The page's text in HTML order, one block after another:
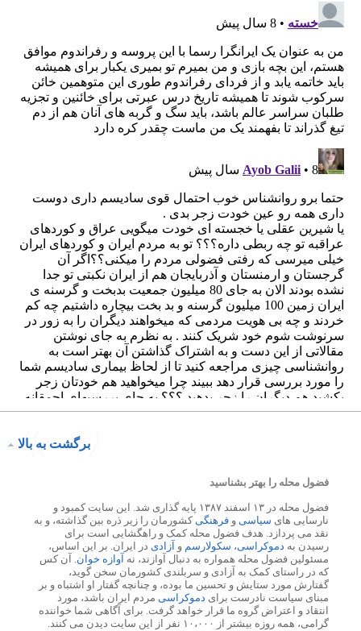
برگشت به بالا
فضول محله را بهتر بشناسید
فضول محله در ۱۳ اسفند ۱۳۸۷ پایه گذاری شد. این سایت کمبود و
نارسایی های سیاسی و فرهنگی کشورمان را زیر ذره بین گذاشته، و به
نقد می پردازد. هدف فضول محله کمک و راهگشایی است برای
رسیدن به دموکراسی، سکولارسم و آزادی در ایران. بر این اساس،
مسئولین فضول محله همواره به دنبال آوازند، نه آوازه خوان . آن کس
که در راستای کمک به آزادی و سربلندی کشورمان سخن گوید،
گفتارش مورد ستایش و تحسین ما بوده، و چنانچه گفتار او اشتباه و بر
مبنای سیاست نادرست برای دموکراسی مردم ایران باشد، مورد
انتقاد و اعتراض گروه ما قرار خواهد گرفت. برای آگاهی شما خواننده
گرامی، همه روزه بیشتر از ۱۰،۰۰۰ نفر از این سایت دیدن می کنند.